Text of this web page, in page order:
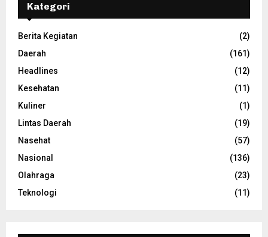
Kategori
Berita Kegiatan
(2)
Daerah
(161)
Headlines
(12)
Kesehatan
(11)
Kuliner
(1)
Lintas Daerah
(19)
Nasehat
(57)
Nasional
(136)
Olahraga
(23)
Teknologi
(11)